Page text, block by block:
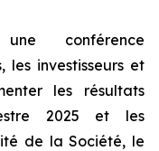
une conférence
les investisseurs et
les résultats
2025 et les
de la Société, le